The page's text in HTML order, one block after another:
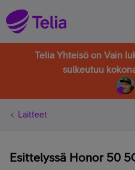
Telia Yhteisö on Vain
sulkeutuu
Laitteet
Esittelyssä Honor 50